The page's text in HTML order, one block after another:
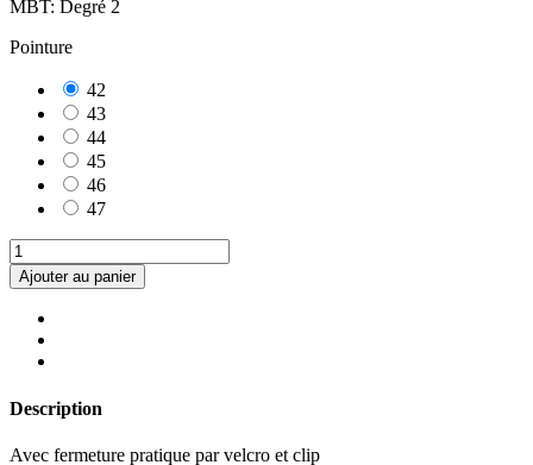
MBT: Degré 2
Pointure
42
43
44
45
46
47
Ajouter au panier
Description
Avec fermeture pratique par velcro et clip